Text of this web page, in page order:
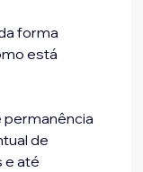
forma
está
de
e até